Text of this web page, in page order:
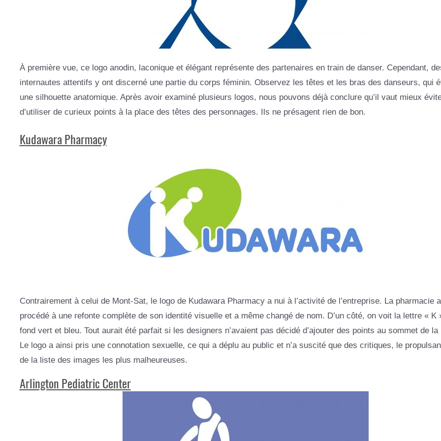
À première vue, ce logo anodin, laconique et élégant représente des partenaires en train de danser. Cependant,
internautes attentifs y ont discerné une partie du corps féminin. Observez les têtes et les bras des danseurs, qui
une silhouette anatomique. Après avoir examiné plusieurs logos, nous pouvons déjà conclure qu’il vaut mieux
d’utiliser de curieux points à la place des têtes des personnages. Ils ne présagent rien de bon.
Kudawara Pharmacy
Contrairement à celui de Mont-Sat, le logo de Kudawara Pharmacy a nui à l’activité de l’entreprise. La pharmacie a
procédé à une refonte complète de son identité visuelle et a même changé de nom. D’un côté, on voit la lettre « K
fond vert et bleu. Tout aurait été parfait si les designers n’avaient pas décidé d’ajouter des points au sommet de la
Le logo a ainsi pris une connotation sexuelle, ce qui a déplu au public et n’a suscité que des critiques, le
de la liste des images les plus malheureuses.
Arlington Pediatric Center